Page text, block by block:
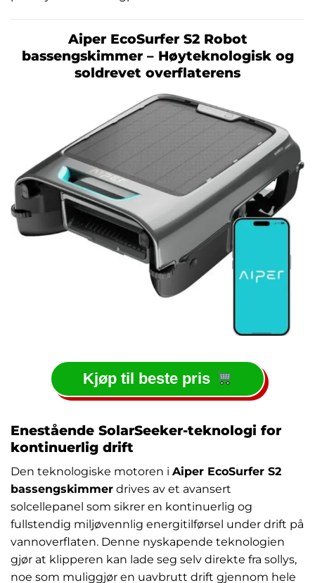
Aiper EcoSurfer S2 Robot
bassengskimmer – Høyteknologisk og
soldrevet overflaterens
Kjøp til beste pris
Enestående SolarSeeker-teknologi for
kontinuerlig drift
Den teknologiske motoren i Aiper EcoSurfer S2
bassengskimmer drives av et avansert
solcellepanel som sikrer en kontinuerlig og
fullstendig miljøvennlig energitilførsel under drift på
vannoverflaten. Denne nyskapende teknologien
gjør at klipperen kan lade seg selv direkte fra sollys,
noe som muliggjør en uavbrutt drift gjennom hele